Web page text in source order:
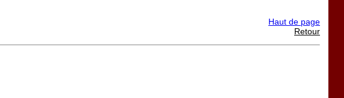
Haut de page
Retour